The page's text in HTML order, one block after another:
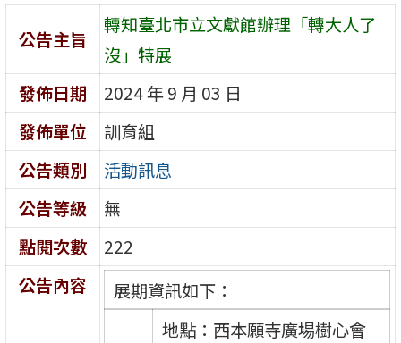
公告主旨
轉知臺北市立文獻館辦理「轉大人了
沒」特展
發佈日期
2024 年 9 月 03 日
發佈單位
訓育組
公告類別
活動訊息
公告等級
無
點閱次數
222
公告內容
展期資訊如下：
地點：西本願寺廣場樹心會